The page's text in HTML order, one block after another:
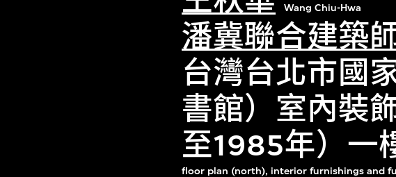
Wang Chiu-Hwa
潘冀聯合建築
台灣台北市國
書館）室內裝
至1985年）一
floor plan (north), interior furnishings and